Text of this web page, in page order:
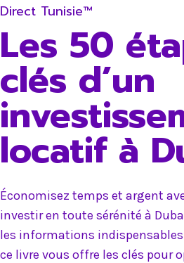
Direct Tunisie™
Les 50
clés d’un
locatif à
Économisez temps et argent
investir en toute sérénité à
les informations
ce livre vous offre les clés pour